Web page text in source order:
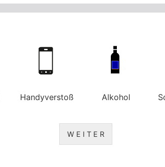
Handyverstoß Alkohol
W E I T E R